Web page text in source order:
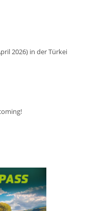
2026) in der Türkei